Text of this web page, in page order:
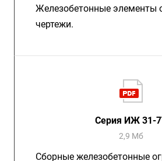
Железобетонные элементы
чертежи.
Серия ИЖ 31-
2,9 Мб
Сборные железобетонные